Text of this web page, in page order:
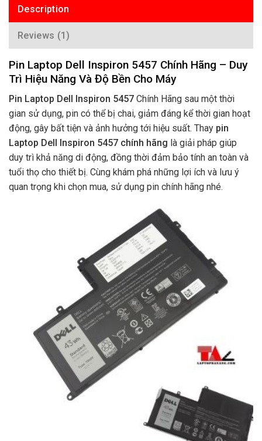
Description
Reviews (1)
Pin Laptop Dell Inspiron 5457 Chính Hãng – Duy
Trì Hiệu Năng Và Độ Bền Cho Máy
Pin Laptop Dell Inspiron 5457 Chính Hãng sau một thời
gian sử dụng, pin có thể bị chai, giảm đáng kể thời gian hoạt
động, gây bất tiện và ảnh hưởng tới hiệu suất. Thay pin
Laptop Dell Inspiron 5457 chính hãng là giải pháp giúp
duy trì khả năng di động, đồng thời đảm bảo tính an toàn và
tuổi thọ cho thiết bị. Cùng khám phá những lợi ích và lưu ý
quan trọng khi chọn mua, sử dụng pin chính hãng nhé.